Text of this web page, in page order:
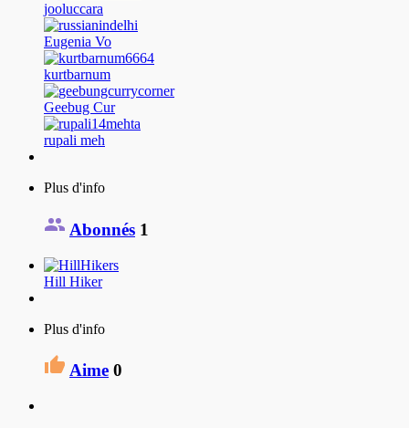
jooluccara
Eugenia Vo
kurtbarnum
Geebug Cur
rupali meh
Plus d'info
Abonnés 1
Hill Hiker
Plus d'info
Aime 0